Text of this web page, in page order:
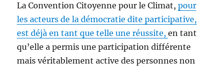
La Convention Citoyenne pour le Climat,pour
les acteurs de la démocratie dite participative,
est déjà en tant que telle une réussite,en tant
qu’elle a permis une participation différente
mais véritablement active des personnes non